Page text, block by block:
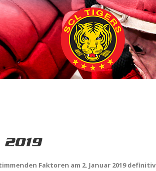
Faktoren am 2. Januar 2019 definitiv